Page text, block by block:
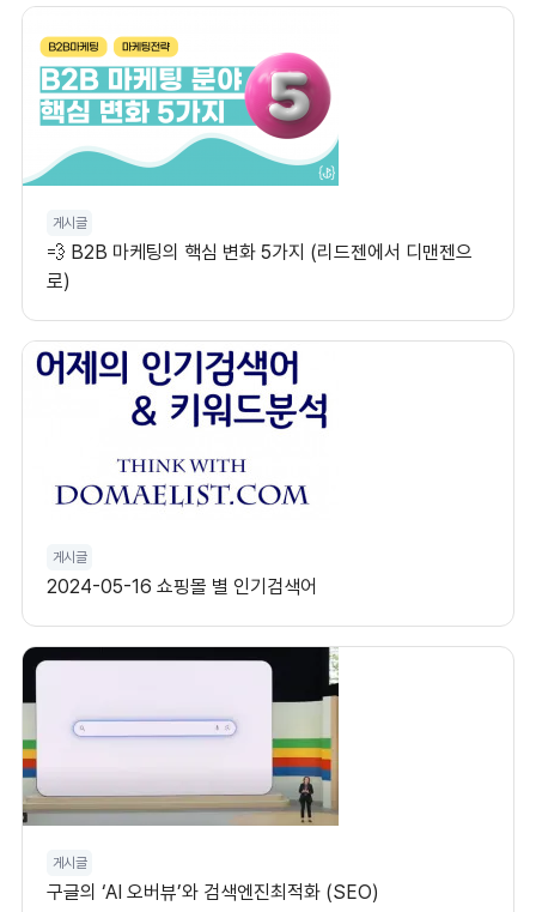
게시글
💨 B2B 마케팅의 핵심 변화 5가지 (리드젠에서 디맨젠으
로)
게시글
2024-05-16 쇼핑몰 별 인기검색어
게시글
구글의 ‘AI 오버뷰’와 검색엔진최적화 (SEO)